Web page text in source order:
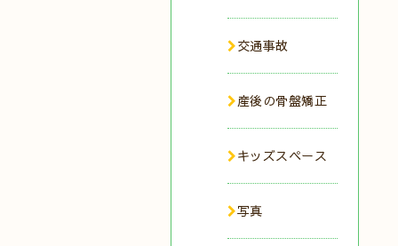
交通事故
産後の骨盤矯正
キッズスペース
写真